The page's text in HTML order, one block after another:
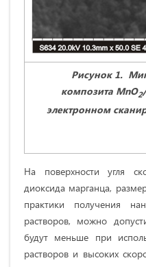
Рисунок 1.
композита MnO2/
электронном
На поверхности угля
диоксида марганца,
практики получения
растворов, можно
будут меньше при
растворов и высоких